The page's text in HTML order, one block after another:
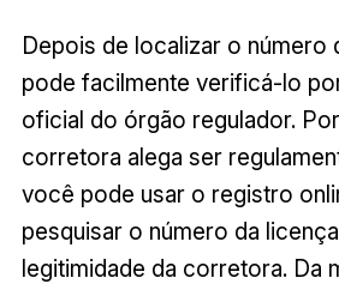
Depois de localizar o número
pode facilmente verificá-lo
oficial do órgão regulador.
corretora alega ser
você pode usar o registro
pesquisar o número da
legitimidade da corretora. Da